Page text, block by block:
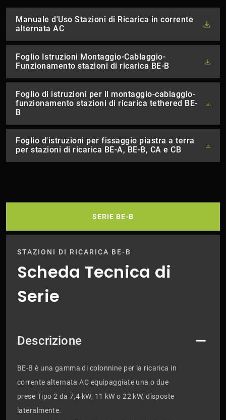
Manuale d'Uso Stazioni di Ricarica in corrente
alternata AC
Foglio Istruzioni Montaggio-Cablaggio-
Funzionamento stazioni di ricarica BE-B
Foglio di istruzioni per il montaggio-cablaggio-
funzionamento stazioni di ricarica tethered BE-
B
Foglio d'istruzioni per fissaggio piastra a terra
per stazioni di ricarica BE-A, BE-B, CA e CB
SERIE BE-B
STAZIONI DI RICARICA BE-B
Scheda Tecnica di
Serie
Descrizione
BE-B è una gamma di colonnine per la ricarica in
corrente alternata AC equipaggiate una o due
prese Tipo 2 da 7,4 kW, 11 kW o 22 kW, disposte
lateralmente.